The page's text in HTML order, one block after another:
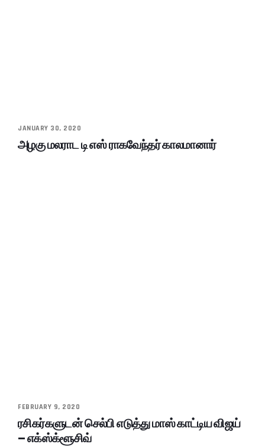
JANUARY 30, 2020
அழகு மலராட டி எஸ் ராகவேந்தர் காலமானார்
FEBRUARY 9, 2020
ரசிகர்களுடன் செல்பி எடுத்து மாஸ் காட்டிய விஜய்
– எக்ஸ்க்ளூசிவ்